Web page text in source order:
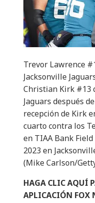
Trevor Lawrence
Jacksonville
Christian Kirk #13
Jaguars después
recepción de Kirk
cuarto contra los
en TIAA Bank
2023 en
(Mike Carlson/
HAGA CLIC AQUÍ
APLICACIÓN FOX